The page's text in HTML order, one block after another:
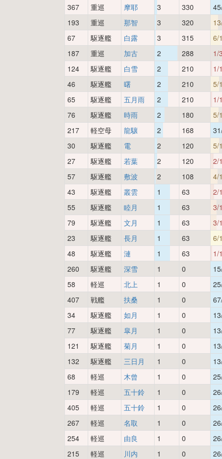
367 重巡 摩耶 3 330
193
重巡 那智 3 320
67
駆逐艦 白露 3 315
6/
187
重巡 加古 2 288
1/
124
駆逐艦 白雪 2 210
1/
46
駆逐艦 曙 2 210
5/
65
駆逐艦 五月雨 2 210
1/
76
駆逐艦 時雨 2 180
5/
217
軽空母 龍驤 2 168
30
駆逐艦 電 2 120
5/
27
駆逐艦 若葉 2 120
2/
57
駆逐艦 敷波 2 108
4/
43
駆逐艦 叢雲 1 63
2/
55
駆逐艦 睦月 1 63
3/
79
駆逐艦 文月 1 63
3/
23
駆逐艦 長月 1 63
6/
48
駆逐艦 漣 1 63
1/
260
駆逐艦 深雪 1 0
58
軽巡 北上 1 0
407
戦艦 扶桑 1 0
34
駆逐艦 如月 1 0
77
駆逐艦 皐月 1 0
121
駆逐艦 菊月 1 0
132
駆逐艦 三日月 1 0
68
軽巡 木曾 1 0
179
軽巡 五十鈴 1 0
405
軽巡 五十鈴 1 0
267
軽巡 名取 1 0
254
軽巡 由良 1 0
215
軽巡 川内 1 0